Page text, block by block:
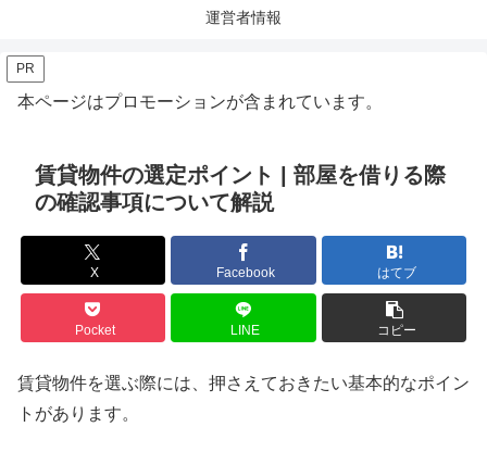
運営者情報
PR
本ページはプロモーションが含まれています。
賃貸物件の選定ポイント | 部屋を借りる際
の確認事項について解説
X Facebook はてブ
Pocket LINE コピー
賃貸物件を選ぶ際には、押さえておきたい基本的なポイン
トがあります。